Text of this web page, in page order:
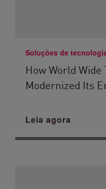
Soluções de
How World Wide
Modernized Its
Leia agora